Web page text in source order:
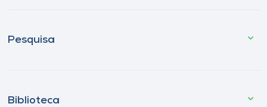
Pesquisa
Biblioteca